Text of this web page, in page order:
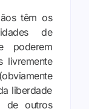
têm os
de
poderem
livremente
liberdade
de outros